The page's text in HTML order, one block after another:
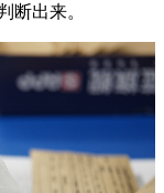
断出来。